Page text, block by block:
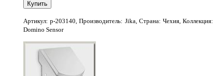
Артикул: p-203140, Производитель: Jika, Страна: Чехия, Коллекция:
Domino Sensor